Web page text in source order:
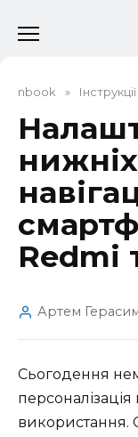
до
nbook »
Redmi
Артем
Сьогодення
персоналізація
використання.